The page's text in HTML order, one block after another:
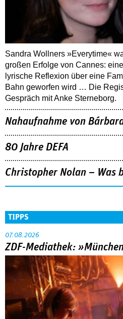
Sandra Wollners »Everytime«
großen Erfolge von Cannes:
lyrische Reflexion über eine
Bahn geworfen wird … Die
Gespräch mit Anke Sterneborg.
Nahaufnahme von
80 Jahre DEFA
Christopher Nolan – Was
TIPPS
07.08.2026
ZDF-Mediathek: